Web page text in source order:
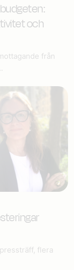
och
från
flera